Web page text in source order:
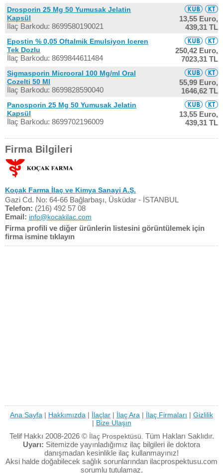
Drosporin 25 Mg 50 Yumusak Jelatin
Kapsül
İlaç Barkodu: 8699580190021
13,55 Euro,
439,31 TL
Epostin % 0,05 Oftalmik Emulsiyon Iceren
Tek Dozlu
İlaç Barkodu: 8699844611484
250,42 Euro,
7023,31 TL
Sigmasporin Microoral 100 Mg/ml Oral
Cozelti 50 Ml
İlaç Barkodu: 8699828590040
55,99 Euro,
1646,62 TL
Panosporin 25 Mg 50 Yumusak Jelatin
Kapsül
İlaç Barkodu: 8699702196009
13,55 Euro,
439,31 TL
Firma Bilgileri
Koçak Farma İlaç ve Kimya Sanayi A.Ş.
Gazi Cd. No: 64-66 Bağlarbaşı, Üsküdar - İSTANBUL
Telefon: (216) 492 57 08
Email: info@kocakilac.com
Firma profili ve diğer ürünlerin listesini görüntülemek için
firma ismine tıklayın
Ana Sayfa | Hakkımızda | İlaçlar | İlaç Ara | İlaç Firmaları | Gizlilik
| Bize Ulaşın
Telif Hakkı 2008-2026 © İlaç Prospektüsü. Tüm Hakları Saklıdır.
Uyarı: Sitemizde yayınladığımız ilaç bilgileri ile doktora
danışmadan kesinlikle ilaç kullanmayınız!
Aksi halde doğabilecek sağlık sorunlarından ilacprospektusu.com
sorumlu tutulamaz.